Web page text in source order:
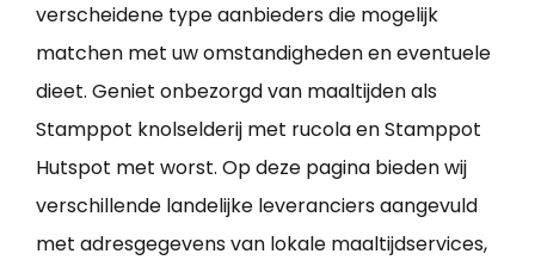
verscheidene type aanbieders die mogelijk
matchen met uw omstandigheden en eventuele
dieet. Geniet onbezorgd van maaltijden als
Stamppot knolselderij met rucola en Stamppot
Hutspot met worst. Op deze pagina bieden wij
verschillende landelijke leveranciers aangevuld
met adresgegevens van lokale maaltijdservices,